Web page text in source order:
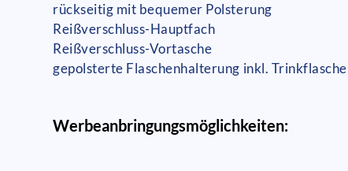
rückseitig mit bequemer Polsterung
Reißverschluss-Hauptfach
Reißverschluss-Vortasche
gepolsterte Flaschenhalterung inkl. Trinkflasche
Werbeanbringungsmöglichkeiten: